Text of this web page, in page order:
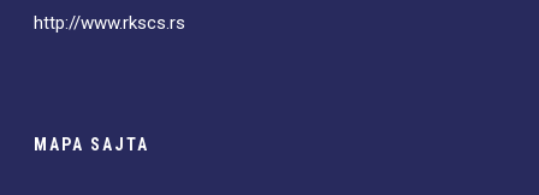
http://www.rkscs.rs
MAPA SAJTA